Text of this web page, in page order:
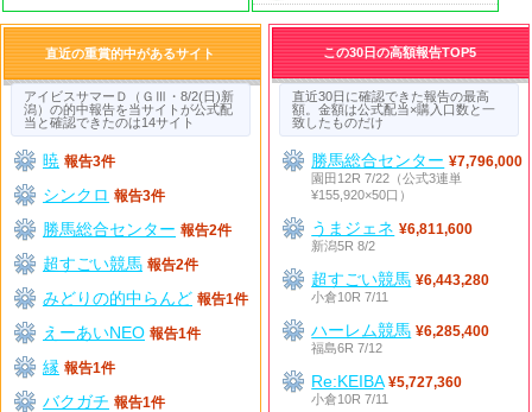
直近の重賞的中があるサイト
アイビスサマーＤ（ＧⅢ・8/2(日)新
潟）の的中報告を当サイトが公式配
当と確認できたのは14サイト
暁 報告3件
シンクロ 報告3件
勝馬総合センター 報告2件
超すごい競馬 報告2件
みどりの的中らんど 報告1件
えーあいNEO 報告1件
縁 報告1件
バクガチ 報告1件
この30日の高額報告TOP5
直近30日に確認できた報告の最高
額。金額は公式配当×購入口数と一
致したものだけ
勝馬総合センター ¥7,796,000
園田12R 7/22（公式3連単
¥155,920×50口）
うまジェネ ¥6,811,600
新潟5R 8/2
超すごい競馬 ¥6,443,280
小倉10R 7/11
ハーレム競馬 ¥6,285,400
福島6R 7/12
Re:KEIBA ¥5,727,360
小倉10R 7/11